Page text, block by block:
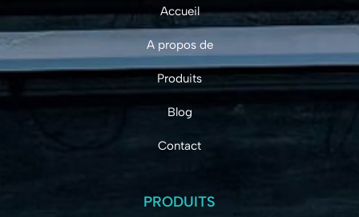
Accueil
A propos de
Produits
Blog
Contact
PRODUITS